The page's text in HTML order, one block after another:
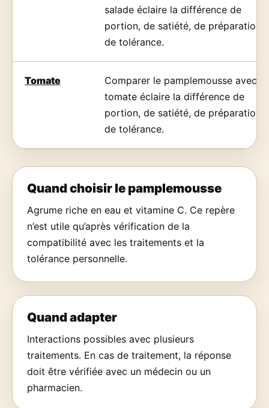
salade éclaire la différence de
portion, de satiété, de préparation
de tolérance.
Tomate
Comparer le pamplemousse avec la
tomate éclaire la différence de
portion, de satiété, de préparation
de tolérance.
Quand choisir le pamplemousse
Agrume riche en eau et vitamine C. Ce repère
n’est utile qu’après vérification de la
compatibilité avec les traitements et la
tolérance personnelle.
Quand adapter
Interactions possibles avec plusieurs
traitements. En cas de traitement, la réponse
doit être vérifiée avec un médecin ou un
pharmacien.